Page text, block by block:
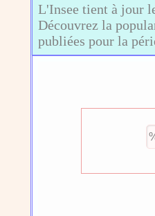
L'Insee tient à jour
Découvrez la
publiées pour la